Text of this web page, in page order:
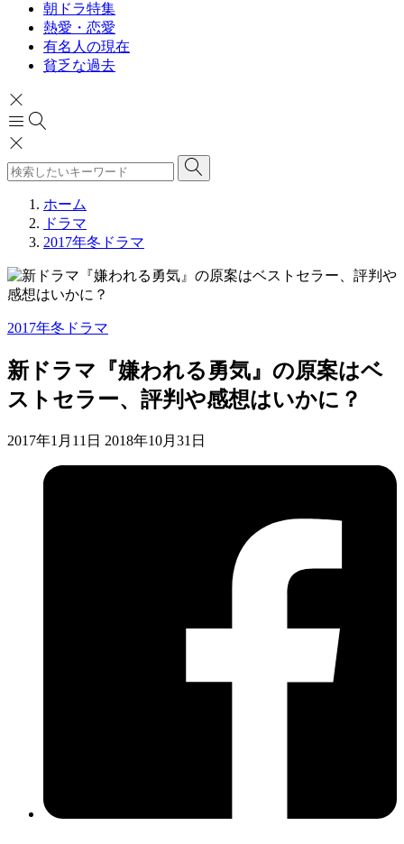
朝ドラ特集
熱愛・恋愛
有名人の現在
貧乏な過去
ホーム
ドラマ
2017年冬ドラマ
2017年冬ドラマ
新ドラマ『嫌われる勇気』の原案はベ
ストセラー、評判や感想はいかに？
2017年1月11日 2018年10月31日